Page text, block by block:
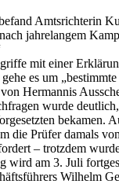
Amtsrichterin
jahrelangem
mit einer
es um
Hermannis
wurde
die Prüfer damals
– trotzdem
wird am 3. Juli
Wilhelm